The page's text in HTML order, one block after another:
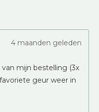
4 maanden geleden
mijn bestelling (3x
geur weer in